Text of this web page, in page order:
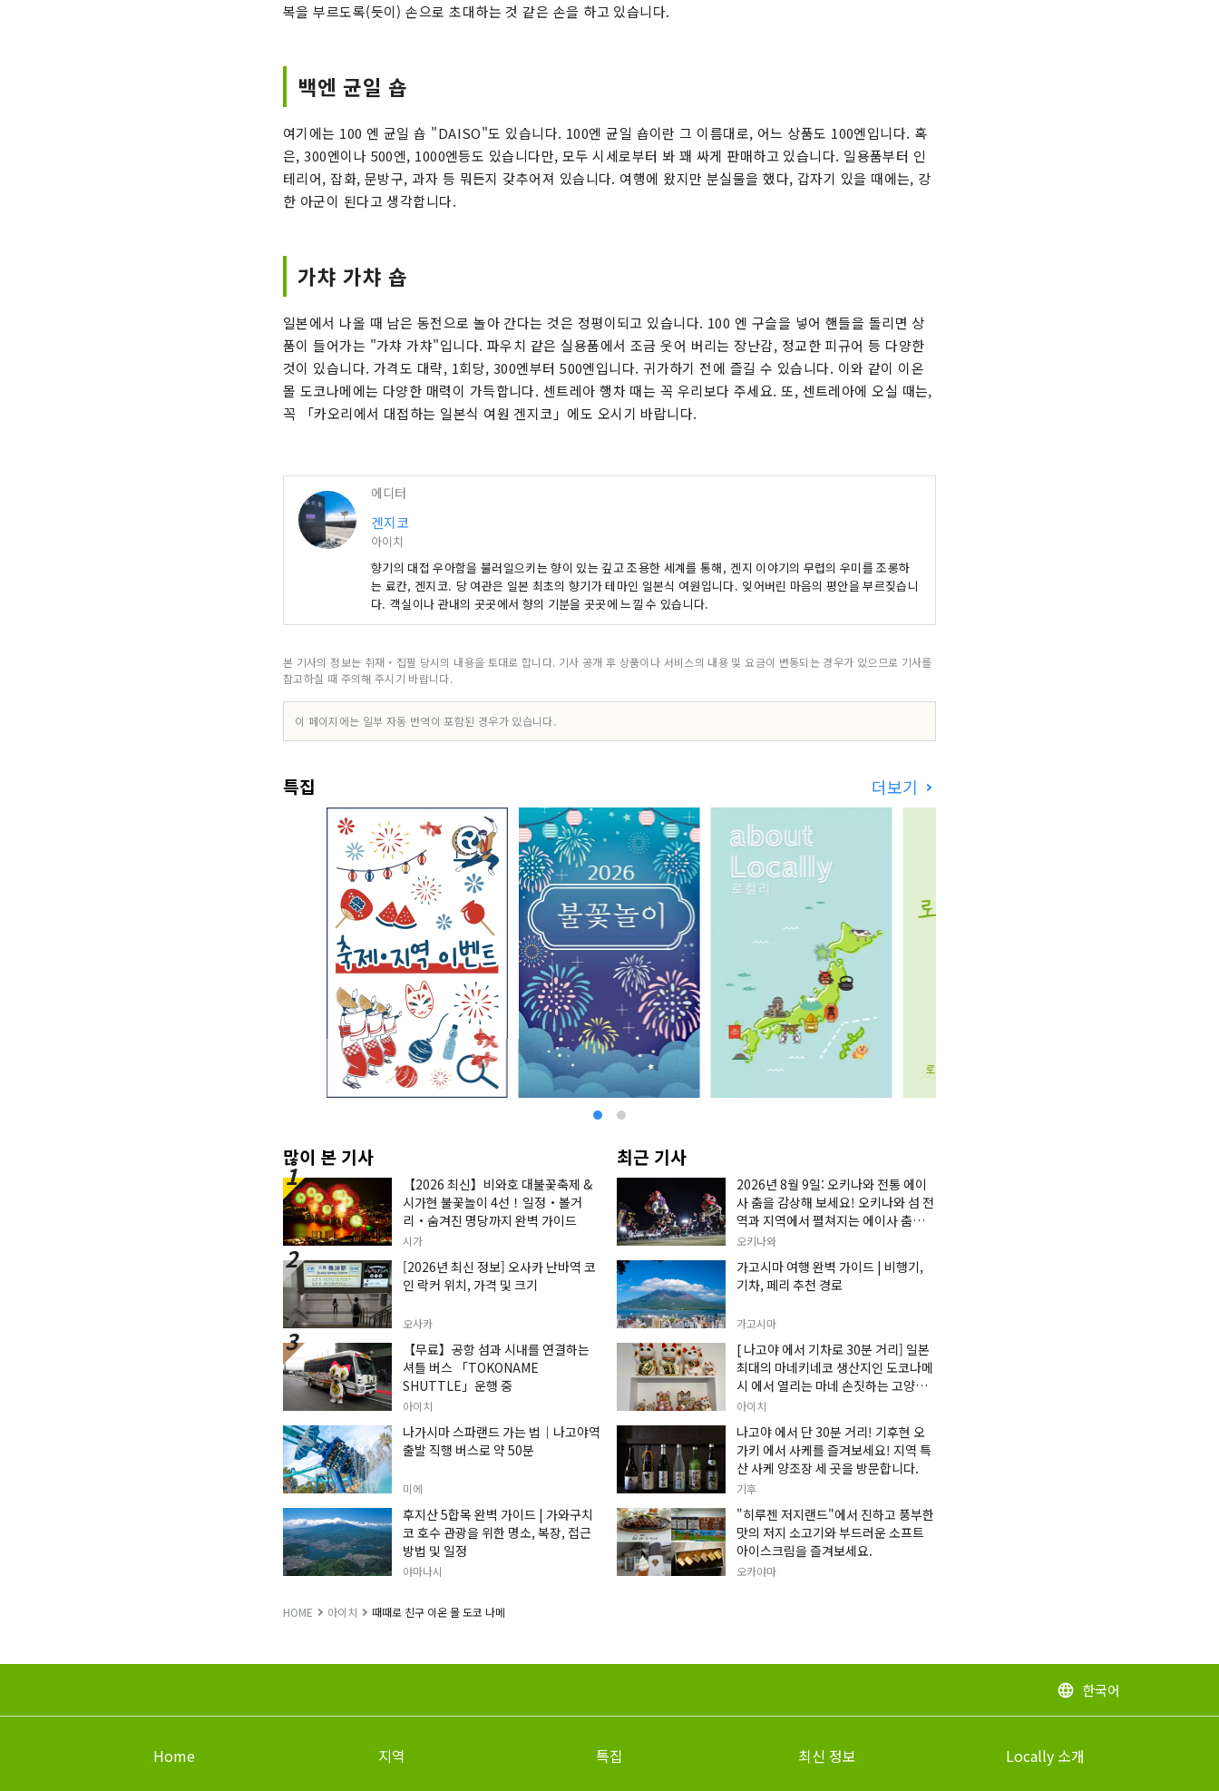
복을 부르도록(듯이) 손으로 초대하는 것 같은 손을 하고 있습니다.
백엔 균일 숍
여기에는 100 엔 균일 숍 "DAISO"도 있습니다. 100엔 균일 숍이란 그 이름대로, 어느 상품도 100엔입니다. 혹
은, 300엔이나 500엔, 1000엔등도 있습니다만, 모두 시세로부터 봐 꽤 싸게 판매하고 있습니다. 일용품부터 인
테리어, 잡화, 문방구, 과자 등 뭐든지 갖추어져 있습니다. 여행에 왔지만 분실물을 했다, 갑자기 있을 때에는, 강
한 아군이 된다고 생각합니다.
가챠 가챠 숍
일본에서 나올 때 남은 동전으로 놀아 간다는 것은 정평이되고 있습니다. 100 엔 구슬을 넣어 핸들을 돌리면 상
품이 들어가는 "가챠 가챠"입니다. 파우치 같은 실용품에서 조금 웃어 버리는 장난감, 정교한 피규어 등 다양한
것이 있습니다. 가격도 대략, 1회당, 300엔부터 500엔입니다. 귀가하기 전에 즐길 수 있습니다. 이와 같이 이온
몰 도코나메에는 다양한 매력이 가득합니다. 센트레아 행차 때는 꼭 우리보다 주세요. 또, 센트레아에 오실 때는,
꼭 「카오리에서 대접하는 일본식 여원 겐지코」에도 오시기 바랍니다.
에디터
겐지코
아이치
향기의 대접 우아함을 불러일으키는 향이 있는 깊고 조용한 세계를 통해, 겐지 이야기의 무렵의 우미를 조롱하
는 료칸, 겐지코. 당 여관은 일본 최초의 향기가 테마인 일본식 여원입니다. 잊어버린 마음의 평안을 부르짖습니
다. 객실이나 관내의 곳곳에서 향의 기분을 곳곳에 느낄 수 있습니다.
본 기사의 정보는 취재・집필 당시의 내용을 토대로 합니다. 기사 공개 후 상품이나 서비스의 내용 및 요금이 변동되는 경우가 있으므로 기사를
참고하실 때 주의해 주시기 바랍니다.
이 페이지에는 일부 자동 번역이 포함된 경우가 있습니다.
특집 더보기
많이 본 기사
【2026 최신】비와호 대불꽃축제 &
시가현 불꽃놀이 4선！일정・볼거
리・숨겨진 명당까지 완벽 가이드
시가
[2026년 최신 정보] 오사카 난바역 코
인 락커 위치, 가격 및 크기
오사카
【무료】공항 섬과 시내를 연결하는
셔틀 버스 「TOKONAME
SHUTTLE」운행 중
아이치
나가시마 스파랜드 가는 법｜나고야역
출발 직행 버스로 약 50분
미에
후지산 5합목 완벽 가이드 | 가와구치
코 호수 관광을 위한 명소, 복장, 접근
방법 및 일정
야마나시
최근 기사
2026년 8월 9일: 오키나와 전통 에이
사 춤을 감상해 보세요! 오키나와 섬 전
역과 지역에서 펼쳐지는 에이사 춤에
대한 정보를 알려드립니다.
오키나와
가고시마 여행 완벽 가이드 | 비행기,
기차, 페리 추천 경로
가고시마
[ 나고야 에서 기차로 30분 거리] 일본
최대의 마네키네코 생산지인 도코나메
시 에서 열리는 마네 손짓하는 고양이(
손짓하는 고양이 ) 전시회에 대한 정보
입니다.
아이치
나고야 에서 단 30분 거리! 기후현 오
가키 에서 사케를 즐겨보세요! 지역 특
산 사케 양조장 세 곳을 방문합니다.
기후
"히루젠 저지랜드"에서 진하고 풍부한
맛의 저지 소고기와 부드러운 소프트
아이스크림을 즐겨보세요.
오카야마
HOME 아이치 때때로 친구 이온 몰 도코 나메
language 한국어
Home 지역 특집 최신 정보 Locally 소개